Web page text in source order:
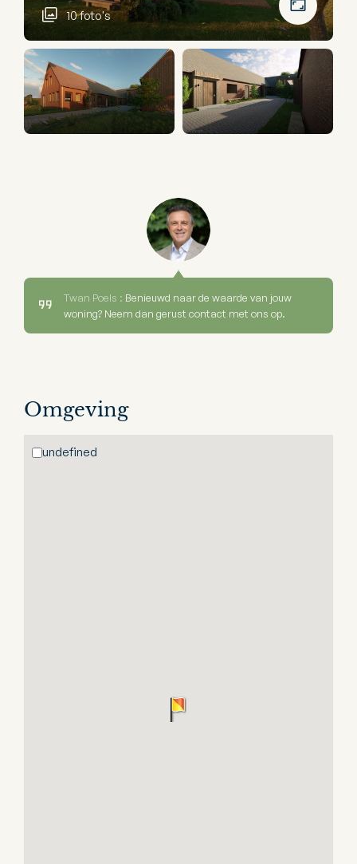
10 foto's
Twan Poels : Benieuwd naar de waarde van jouw
woning? Neem dan gerust contact met ons op.
Omgeving
undefined